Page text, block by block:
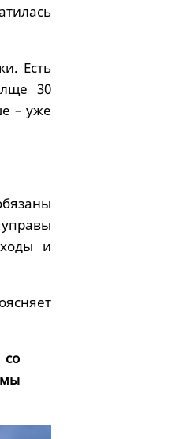
Есть
30
– уже
и
со
мы